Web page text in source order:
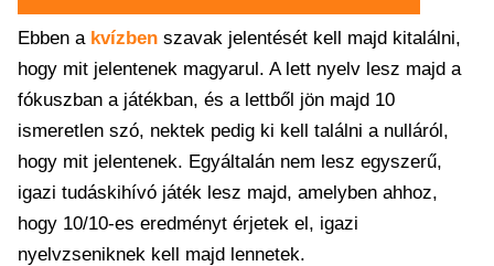
Ebben a kvízben szavak jelentését kell majd kitalálni,
hogy mit jelentenek magyarul. A lett nyelv lesz majd a
fókuszban a játékban, és a lettből jön majd 10
ismeretlen szó, nektek pedig ki kell találni a nulláról,
hogy mit jelentenek. Egyáltalán nem lesz egyszerű,
igazi tudáskihívó játék lesz majd, amelyben ahhoz,
hogy 10/10-es eredményt érjetek el, igazi
nyelvzseniknek kell majd lennetek.